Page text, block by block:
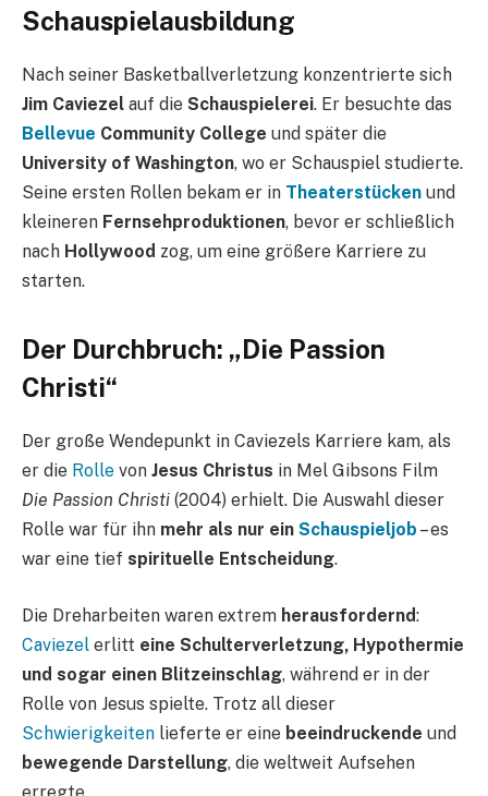
Schauspielausbildung
Nach seiner Basketballverletzung konzentrierte sich
Jim Caviezel auf die Schauspielerei. Er besuchte das
Bellevue Community College und später die
University of Washington, wo er Schauspiel studierte.
Seine ersten Rollen bekam er in Theaterstücken und
kleineren Fernsehproduktionen, bevor er schließlich
nach Hollywood zog, um eine größere Karriere zu
starten.
Der Durchbruch: „Die Passion
Christi“
Der große Wendepunkt in Caviezels Karriere kam, als
er die Rolle von Jesus Christus in Mel Gibsons Film
Die Passion Christi (2004) erhielt. Die Auswahl dieser
Rolle war für ihn mehr als nur ein Schauspieljob – es
war eine tief spirituelle Entscheidung.
Die Dreharbeiten waren extrem herausfordernd:
Caviezel erlitt eine Schulterverletzung, Hypothermie
und sogar einen Blitzeinschlag, während er in der
Rolle von Jesus spielte. Trotz all dieser
Schwierigkeiten lieferte er eine beeindruckende und
bewegende Darstellung, die weltweit Aufsehen